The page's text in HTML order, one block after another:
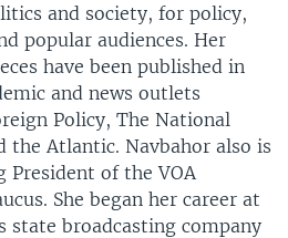
and society, for policy,
popular audiences. Her
have been published in
and news outlets
Policy, The National
the Atlantic. Navbahor also is
President of the VOA
She began her career at
state broadcasting company